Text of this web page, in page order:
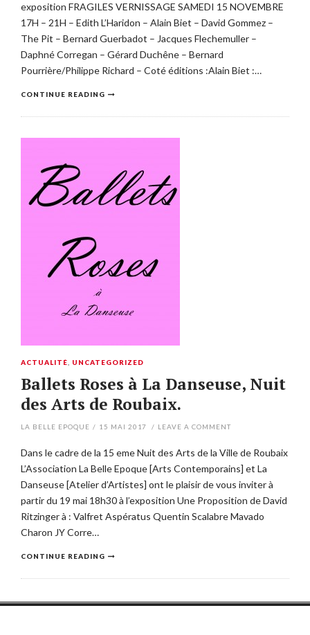
exposition FRAGILES VERNISSAGE SAMEDI 15 NOVEMBRE
17H – 21H – Edith L’Haridon – Alain Biet – David Gommez –
The Pit – Bernard Guerbadot – Jacques Flechemuller –
Daphné Corregan – Gérard Duchêne – Bernard
Pourrière/Philippe Richard – Coté éditions :Alain Biet :…
CONTINUE READING
ACTUALITÉ UNCATEGORIZED
Ballets Roses à La Danseuse, Nuit
des Arts de Roubaix.
LA BELLE EPOQUE / 15 MAI 2017 / LEAVE A COMMENT
Dans le cadre de la 15 eme Nuit des Arts de la Ville de Roubaix
L’Association La Belle Epoque [Arts Contemporains] et La
Danseuse [Atelier d’Artistes] ont le plaisir de vous inviter à
partir du 19 mai 18h30 à l’exposition Une Proposition de David
Ritzinger à : Valfret Aspératus Quentin Scalabre Mavado
Charon JY Corre…
CONTINUE READING